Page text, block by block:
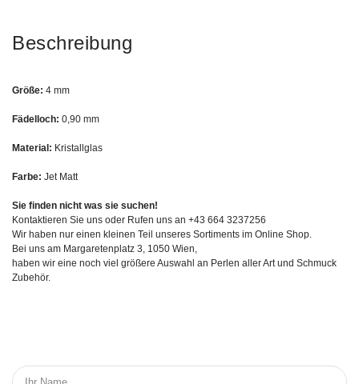
Beschreibung
Größe: 4 mm
Fädelloch: 0,90 mm
Material: Kristallglas
Farbe: Jet Matt
Sie finden nicht was sie suchen!
Kontaktieren Sie uns oder Rufen uns an +43 664 3237256
Wir haben nur einen kleinen Teil unseres Sortiments im Online Shop.
Bei uns am Margaretenplatz 3, 1050 Wien,
haben wir eine noch viel größere Auswahl an Perlen aller Art und Schmuck
Zubehör.